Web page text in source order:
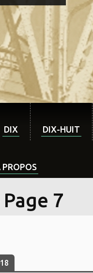
DIX DIX-HUIT
PROPOS
7